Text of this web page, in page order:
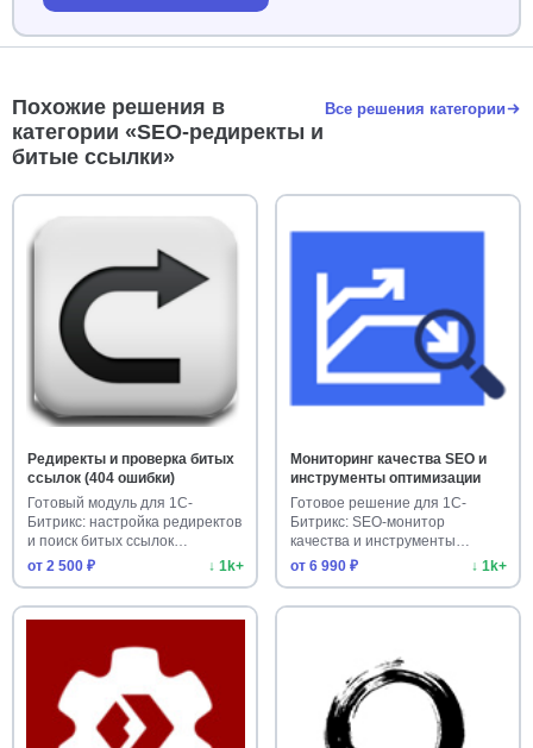
Похожие решения в
категории «SEO-редиректы и
битые ссылки»
Все решения категории
Редиректы и проверка битых
ссылок (404 ошибки)
Готовый модуль для 1С-
Битрикс: настройка редиректов
и поиск битых ссылок
(ошибок…
от 2 500 ₽ ↓ 1k+
Мониторинг качества SEO и
инструменты оптимизации
Готовое решение для 1С-
Битрикс: SEO-монитор
качества и инструменты
оптимизации. …
от 6 990 ₽ ↓ 1k+